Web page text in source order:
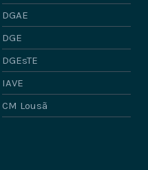
DGAE
DGE
DGEsTE
IAVE
CM Lousã